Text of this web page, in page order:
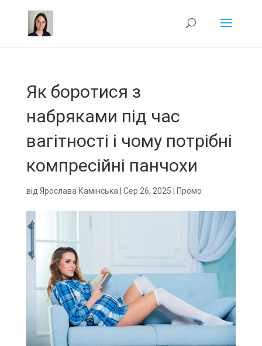
Як боротися з
набряками під час
вагітності і чому потрібні
компресійні панчохи
від Ярослава Камінська Сер 26, 2025 Промо